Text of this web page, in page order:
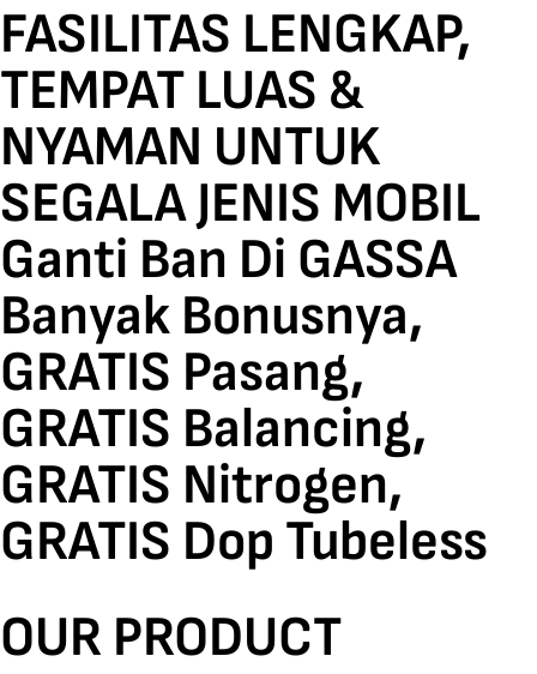
FASILITAS LENGKAP,
TEMPAT LUAS &
NYAMAN UNTUK
SEGALA JENIS MOBIL
Ganti Ban Di GASSA
Banyak Bonusnya,
GRATIS Pasang,
GRATIS Balancing,
GRATIS Nitrogen,
GRATIS Dop Tubeless
OUR PRODUCT